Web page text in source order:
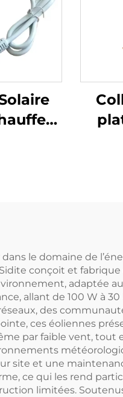
le domaine de
conçoit et
adaptée
allant de 100 W à
des
ces éoliennes
par faible vent,
site et une
ce qui les rend
limitées.